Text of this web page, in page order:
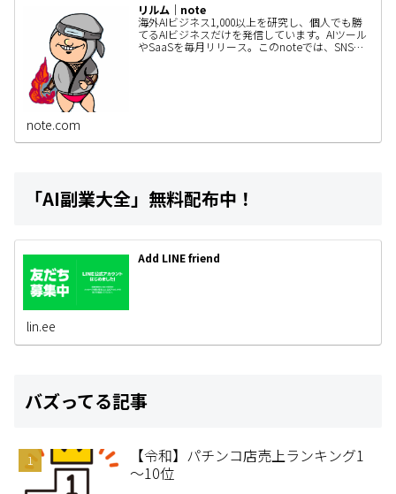
リルム｜note
海外AIビジネス1,000以上を研究し、個人でも勝
てるAIビジネスだけを発信しています。AIツール
やSaaSを毎月リリース。このnoteでは、SNSで
note.com
「AI副業大全」無料配布中！
Add LINE friend
lin.ee
バズってる記事
【令和】パチンコ店売上ランキング1
～10位